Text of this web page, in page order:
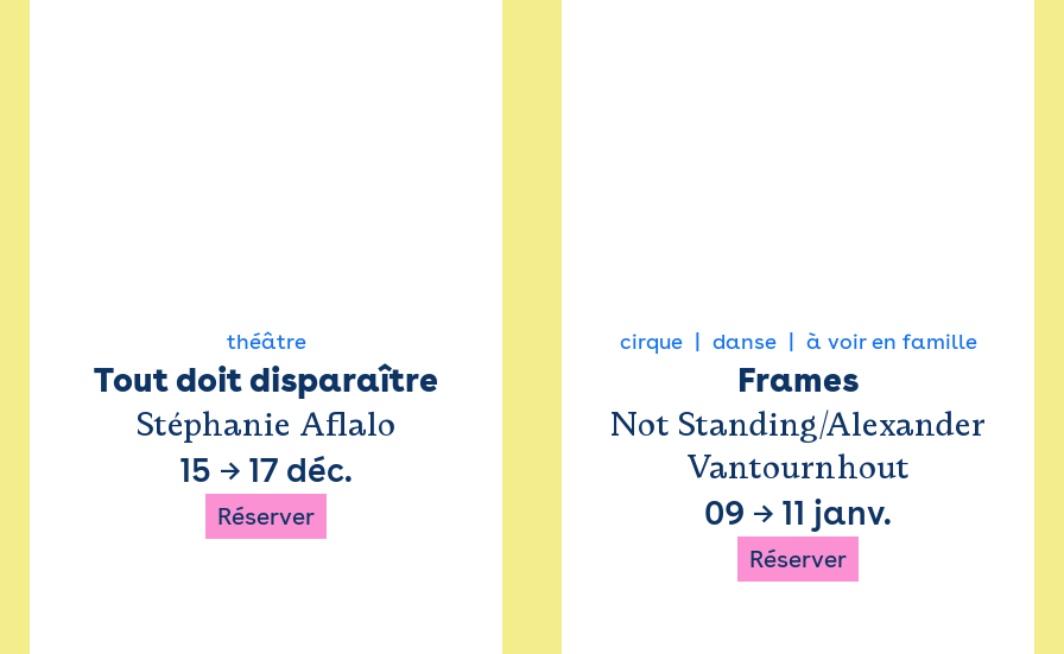
théâtre
Tout doit disparaître
Stéphanie Aflalo
15 → 17 déc.
Réserver
cirque danse à voir en famille
Frames
Not Standing/Alexander
Vantournhout
09 → 11 janv.
Réserver